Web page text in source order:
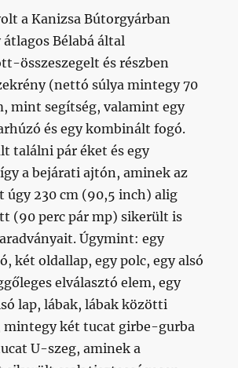
a Kanizsa Bútorgyárban
Bélabá által
összeszegelt és részben
(nettó súlya mintegy 70
mint segítség, valamint egy
és egy kombinált fogó.
találni pár éket és egy
a bejárati ajtón, aminek az
úgy 230 cm (90,5 inch) alig
(90 perc pár mp) sikerült is
Úgymint: egy
két oldallap, egy polc, egy alsó
elválasztó elem, egy
lap, lábak, lábak közötti
mintegy két tucat girbe-gurba
U-szeg, aminek a